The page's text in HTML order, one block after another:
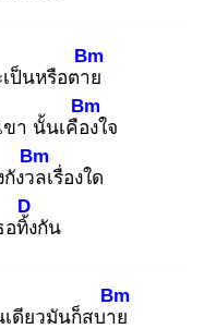
ป็นหรือตาย
Bm
ขา นั้นเคือง
Bm
ใจ
งวล
Bm
เรื่องใด
อทิ้ง
D
กัน
ดียวมันก็สบาย
Bm